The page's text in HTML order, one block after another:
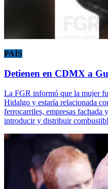
PAÍS
Detienen en CDMX a
La FGR informó que la mujer
Hidalgo y estaría relacionada
ferrocarriles, empresas fachada
introducir y distribuir